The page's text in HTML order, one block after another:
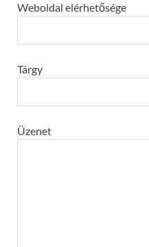
Weboldal elérhetősége
Tárgy
Üzenet